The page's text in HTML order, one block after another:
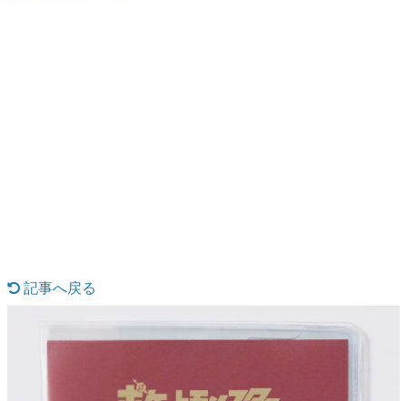
なんでゲームは面白い？
です。
記事へ戻る